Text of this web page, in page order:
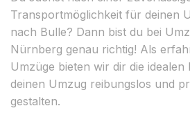
Transportmöglichkeit für deinen
nach Bulle? Dann bist du bei
Nürnberg genau richtig! Als
Umzüge bieten wir dir die idealen
deinen Umzug reibungslos und
gestalten.